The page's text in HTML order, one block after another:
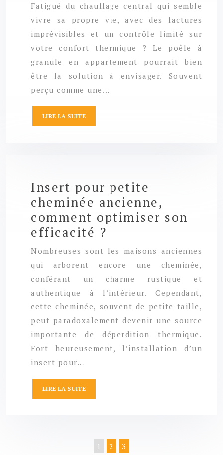
Fatigué du chauffage central qui semble
vivre sa propre vie, avec des factures
imprévisibles et un contrôle limité sur
votre confort thermique ? Le poêle à
granule en appartement pourrait bien
être la solution à envisager. Souvent
perçu comme une…
LIRE LA SUITE
Insert pour petite
cheminée ancienne,
comment optimiser son
efficacité ?
Nombreuses sont les maisons anciennes
qui arborent encore une cheminée,
conférant un charme rustique et
authentique à l’intérieur. Cependant,
cette cheminée, souvent de petite taille,
peut paradoxalement devenir une source
importante de déperdition thermique.
Fort heureusement, l’installation d’un
insert pour…
LIRE LA SUITE
1 2 3